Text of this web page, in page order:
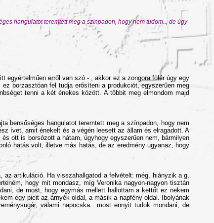
hangulatot teremtett meg a színpadon, hogy nem tudom.., de úgy
egyértelműen erről van szó - , akkor ez a zongora fölér úgy egy
borzasztóan fel tudja erősíteni a produkciót, egyszerűen meg
tenni a két énekes között. A többit meg elmondom majd
bensőséges hangulatot teremtett meg a színpadon, hogy nem
ívet, amit énekelt és a végén leesett az állam és elragadott. A
ott is borsózott a hátam, úgyhogy egyszerűen nem, bármilyen
hatás volt, illetve más hatás, de az eredmény ugyanaz, hogy
artikuláció. Ha visszahallgatod a felvételt: még, hiányzik a g,
hogy mit mondasz, míg Veronika nagyon-nagyon tisztán
de most, hogy egymás mellett hallottam a kettőt ez nekem
egy picit az árnyék oldal, a másik a napfény oldal. Ibolyának
valami napocska.. most ennyit tudok mondani, de